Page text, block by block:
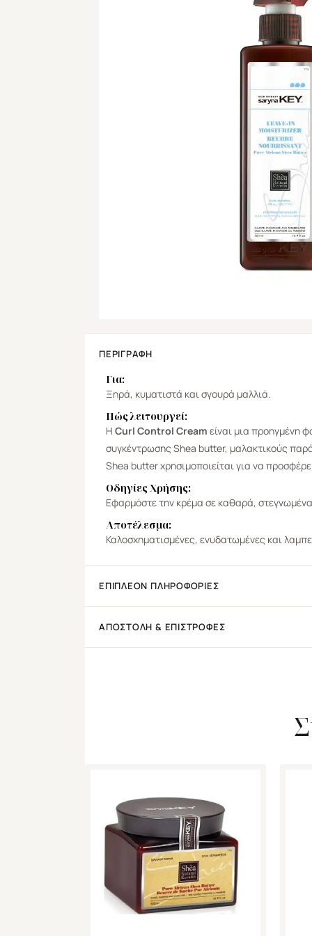
ΠΕΡΙΓΡΑΦΉ
Για:
Ξηρά, κυματιστά και σγουρά μαλλιά.
Πώς λειτουργεί:
Η Curl Control Cream είναι μια προηγμένη
συγκέντρωσης Shea butter, μαλακτικούς
Shea butter χρησιμοποιείται για να
Οδηγίες Χρήσης:
Εφαρμόστε την κρέμα σε καθαρά,
Αποτέλεσμα:
Καλοσχηματισμένες, ενυδατωμένες και
ΕΠΙΠΛΈΟΝ ΠΛΗΡΟΦΟΡΊΕΣ
ΑΠΟΣΤΟΛΉ & ΕΠΙΣΤΡΟΦΈΣ